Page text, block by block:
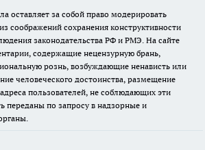
оставляет за собой право модерировать
соображений сохранения конструктивности
законодательства РФ и РМЭ. На сайте
содержащие нецензурную брань,
рознь, возбуждающие ненависть или
человеческого достоинства, размещение
пользователей, не соблюдающих эти
переданы по запросу в надзорные и